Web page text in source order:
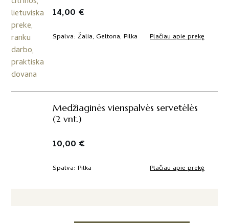
14,00 €
Spalva Žalia, Geltona, Pilka Plačiau apie prekę
Medžiaginės vienspalvės servetėlės
(2 vnt.)
10,00 €
Spalva Pilka Plačiau apie prekę